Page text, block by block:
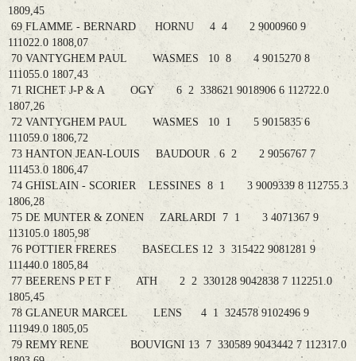
1809,45
69 FLAMME - BERNARD HORNU 4 4 2 9000960 9
111022.0 1808,07
70 VANTYGHEM PAUL WASMES 10 8 4 9015270 8
111055.0 1807,43
71 RICHET J-P & A OGY 6 2 338621 9018906 6 112722.0
1807,26
72 VANTYGHEM PAUL WASMES 10 1 5 9015835 6
111059.0 1806,72
73 HANTON JEAN-LOUIS BAUDOUR 6 2 2 9056767 7
111453.0 1806,47
74 GHISLAIN - SCORIER LESSINES 8 1 3 9009339 8 112755.3
1806,28
75 DE MUNTER & ZONEN ZARLARDI 7 1 3 4071367 9
113105.0 1805,98
76 POTTIER FRERES BASECLES 12 3 315422 9081281 9
111440.0 1805,84
77 BEERENS P ET F ATH 2 2 330128 9042838 7 112251.0
1805,45
78 GLANEUR MARCEL LENS 4 1 324578 9102496 9
111949.0 1805,05
79 REMY RENE BOUVIGNI 13 7 330589 9043442 7 112317.0